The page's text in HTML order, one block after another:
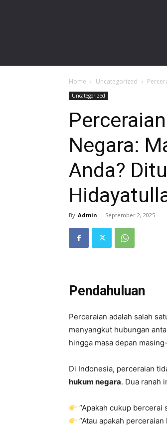
Home Uncategorized
Uncategorized
Negara:
Anda?
By Admin - September 2, 2025
Pendahuluan
Perceraian adalah salah
menyangkut hubungan
hingga masa depan
Di Indonesia, perceraian
hukum negara. Dua ranah
“Apakah cukup bercerai
“Atau apakah